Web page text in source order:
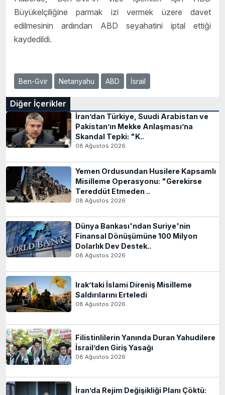
Büyükelçiliğine parmak izi vermek üzere davet
edilmesinin ardından ABD seyahatini iptal ettiği
kaydedildi.
Ben-Gvir Netanyahu ABD İsrail
Diğer İçerikler
İran’dan Türkiye, Suudi Arabistan ve
Pakistan’ın Mekke Anlaşması’na
Skandal Tepki: "K..
08 Ağustos 2026
Yemen Ordusundan Husilere Kapsamlı
Misilleme Operasyonu: "Gerekirse
Tereddüt Etmeden ..
08 Ağustos 2026
Dünya Bankası'ndan Suriye'nin
Finansal Dönüşümüne 100 Milyon
Dolarlık Dev Destek..
08 Ağustos 2026
Irak’taki İslami Direniş Misilleme
Saldırılarını Erteledi
08 Ağustos 2026
Filistinlilerin Yanında Duran Yahudilere
İsrail’den Giriş Yasağı
08 Ağustos 2026
İran’da Rejim Değişikliği Planı Çöktü: